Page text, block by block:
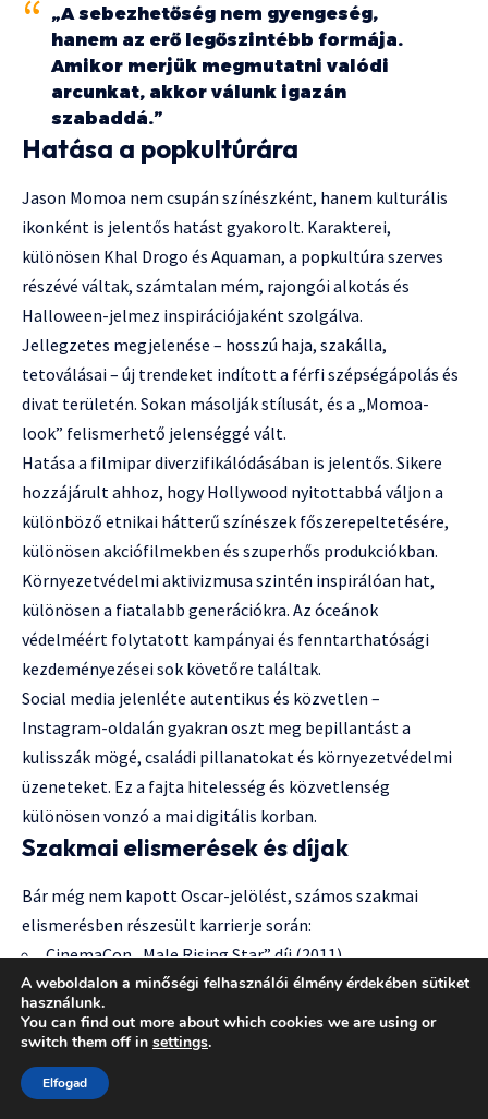
„A sebezhetőség nem gyengeség,
hanem az erő legőszintébb formája.
Amikor merjük megmutatni valódi
arcunkat, akkor válunk igazán
szabaddá.”
Hatása a popkultúrára
Jason Momoa nem csupán színészként, hanem kulturális
ikonként is jelentős hatást gyakorolt. Karakterei,
különösen Khal Drogo és Aquaman, a popkultúra szerves
részévé váltak, számtalan mém, rajongói alkotás és
Halloween-jelmez inspirációjaként szolgálva.
Jellegzetes megjelenése – hosszú haja, szakálla,
tetoválásai – új trendeket indított a férfi szépségápolás és
divat területén. Sokan másolják stílusát, és a „Momoa-
look” felismerhető jelenséggé vált.
Hatása a filmipar diverzifikálódásában is jelentős. Sikere
hozzájárult ahhoz, hogy Hollywood nyitottabbá váljon a
különböző etnikai hátterű színészek főszerepeltetésére,
különösen akciófilmekben és szuperhős produkciókban.
Környezetvédelmi aktivizmusa szintén inspirálóan hat,
különösen a fiatalabb generációkra. Az óceánok
védelméért folytatott kampányai és fenntarthatósági
kezdeményezései sok követőre találtak.
Social media jelenléte autentikus és közvetlen –
Instagram-oldalán gyakran oszt meg bepillantást a
kulisszák mögé, családi pillanatokat és környezetvédelmi
üzeneteket. Ez a fajta hitelesség és közvetlenség
különösen vonzó a mai digitális korban.
Szakmai elismerések és díjak
Bár még nem kapott Oscar-jelölést, számos szakmai
elismerésben részesült karrierje során:
CinemaCon „Male Rising Star” díj (2011)
Canadian Screen Award jelölés a „Frontier” sorozatban
nyújtott alakításáért (2018)
People’s Choice Award jelölések az Aquaman szerepéért
Teen Choice Award jelölések
A weboldalon a minőségi felhasználói élmény érdekében sütiket
használunk.
You can find out more about which cookies we are using or
switch them off in settings.
Elfogad